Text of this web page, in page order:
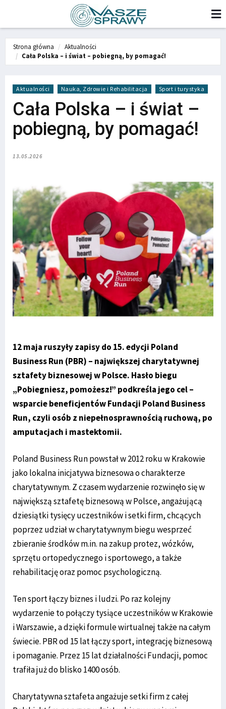
Strona główna
Aktualności
Cała Polska – i świat – pobiegną, by pomagać!
Aktualności Nauka, Zdrowie i Rehabilitacja Sport i turystyka
Cała Polska – i świat –
pobiegną, by pomagać!
13.05.2026
12 maja ruszyły zapisy do 15. edycji Poland
Business Run (PBR) – największej charytatywnej
sztafety biznesowej w Polsce. Hasło biegu
„Pobiegniesz, pomożesz!” podkreśla jego cel –
wsparcie beneficjentów Fundacji Poland Business
Run, czyli osób z niepełnosprawnością ruchową, po
amputacjach i mastektomii.
Poland Business Run powstał w 2012 roku w Krakowie
jako lokalna inicjatywa biznesowa o charakterze
charytatywnym. Z czasem wydarzenie rozwinęło się w
największą sztafetę biznesową w Polsce, angażującą
dziesiątki tysięcy uczestników i setki firm, chcących
poprzez udział w charytatywnym biegu wesprzeć
zbieranie środków m.in. na zakup protez, wózków,
sprzętu ortopedycznego i sportowego, a także
rehabilitację oraz pomoc psychologiczną.
Ten sport łączy biznes i ludzi. Po raz kolejny
wydarzenie to połączy tysiące uczestników w Krakowie
i Warszawie, a dzięki formule wirtualnej także na całym
świecie. PBR od 15 lat łączy sport, integrację biznesową
i pomaganie. Przez 15 lat działalności Fundacji, pomoc
trafiła już do blisko 1400 osób.
Charytatywna sztafeta angażuje setki firm z całej